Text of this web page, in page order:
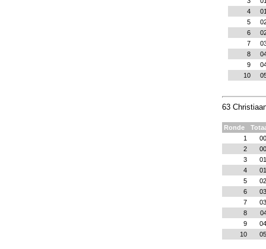
4
5
6
7
8
9
10
63
Ronde
1
2
3
4
5
6
7
8
9
10